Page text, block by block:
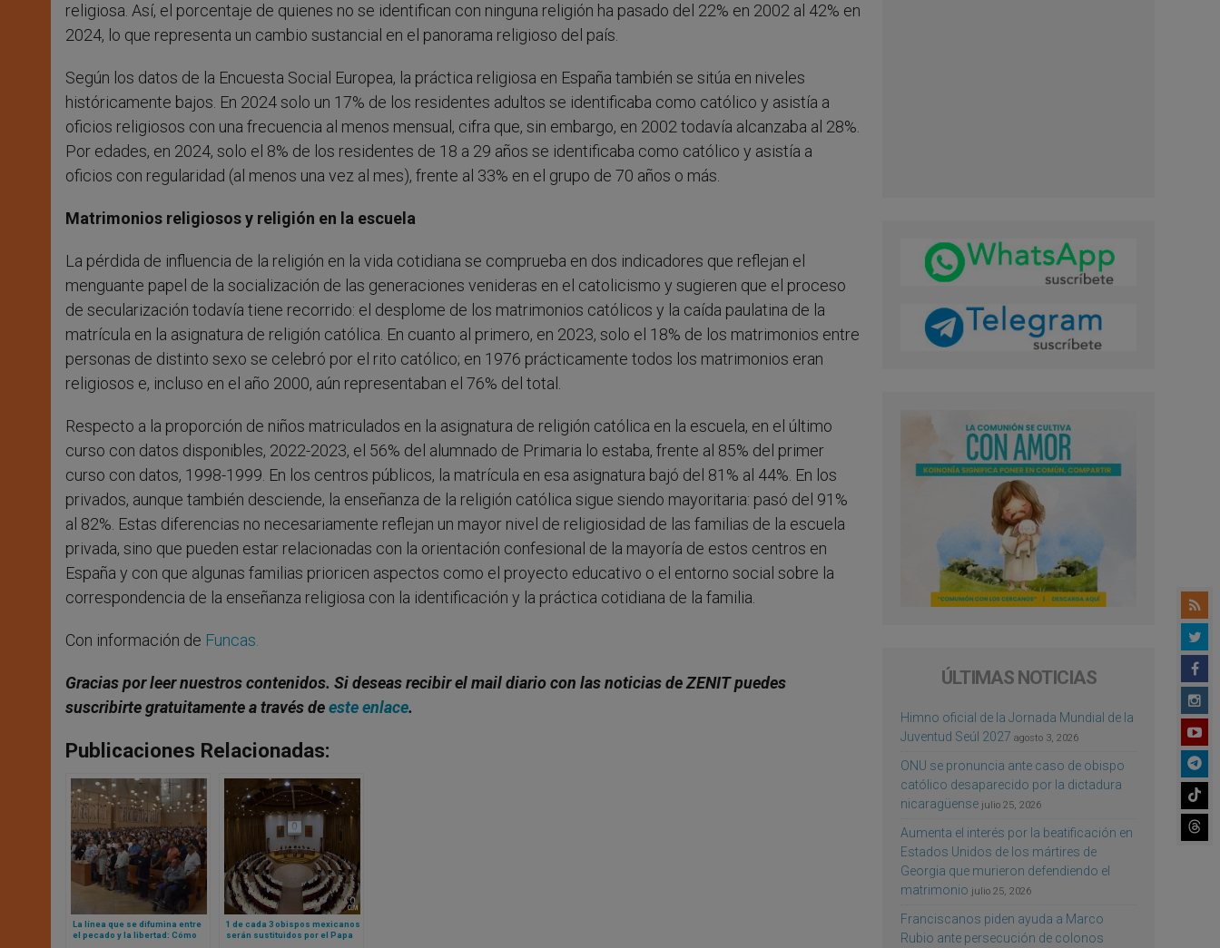
religiosa. Así, el porcentaje de quienes no se identifican con ninguna religión ha pasado del 22% en 2002 al 42% en
2024, lo que representa un cambio sustancial en el panorama religioso del país.
Según los datos de la Encuesta Social Europea, la práctica religiosa en España también se sitúa en niveles
históricamente bajos. En 2024 solo un 17% de los residentes adultos se identificaba como católico y asistía a
oficios religiosos con una frecuencia al menos mensual, cifra que, sin embargo, en 2002 todavía alcanzaba al 28%.
Por edades, en 2024, solo el 8% de los residentes de 18 a 29 años se identificaba como católico y asistía a
oficios con regularidad (al menos una vez al mes), frente al 33% en el grupo de 70 años o más.
Matrimonios religiosos y religión en la escuela
La pérdida de influencia de la religión en la vida cotidiana se comprueba en dos indicadores que reflejan el
menguante papel de la socialización de las generaciones venideras en el catolicismo y sugieren que el proceso
de secularización todavía tiene recorrido: el desplome de los matrimonios católicos y la caída paulatina de la
matrícula en la asignatura de religión católica. En cuanto al primero, en 2023, solo el 18% de los matrimonios entre
personas de distinto sexo se celebró por el rito católico; en 1976 prácticamente todos los matrimonios eran
religiosos e, incluso en el año 2000, aún representaban el 76% del total.
Respecto a la proporción de niños matriculados en la asignatura de religión católica en la escuela, en el último
curso con datos disponibles, 2022-2023, el 56% del alumnado de Primaria lo estaba, frente al 85% del primer
curso con datos, 1998-1999. En los centros públicos, la matrícula en esa asignatura bajó del 81% al 44%. En los
privados, aunque también desciende, la enseñanza de la religión católica sigue siendo mayoritaria: pasó del 91%
al 82%. Estas diferencias no necesariamente reflejan un mayor nivel de religiosidad de las familias de la escuela
privada, sino que pueden estar relacionadas con la orientación confesional de la mayoría de estos centros en
España y con que algunas familias prioricen aspectos como el proyecto educativo o el entorno social sobre la
correspondencia de la enseñanza religiosa con la identificación y la práctica cotidiana de la familia.
Con información de Funcas.
Gracias por leer nuestros contenidos. Si deseas recibir el mail diario con las noticias de ZENIT puedes
suscribirte gratuitamente a través deeste enlace.
Publicaciones Relacionadas:
La línea que se difumina entre
el pecado y la libertad: Cómo
1 de cada 3 obispos mexicanos
serán sustituidos por el Papa
ÚLTIMAS NOTICIAS
Himno oficial de la Jornada Mundial de la
Juventud Seúl 2027 agosto 3, 2026
ONU se pronuncia ante caso de obispo
católico desaparecido por la dictadura
nicaragüense julio 25, 2026
Aumenta el interés por la beatificación en
Estados Unidos de los mártires de
Georgia que murieron defendiendo el
matrimonio julio 25, 2026
Franciscanos piden ayuda a Marco
Rubio ante persecución de colonos